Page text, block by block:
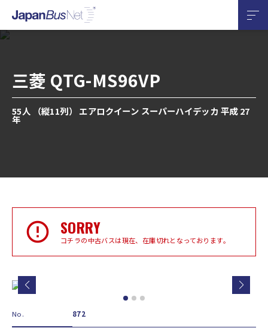
三菱 QTG-MS96VP
55人 （縦11列） エアロクイーン スーパーハイデッカ 平成 27
年
SORRY
コチラの中古バスは現在、在庫切れとなっております。
No. 872